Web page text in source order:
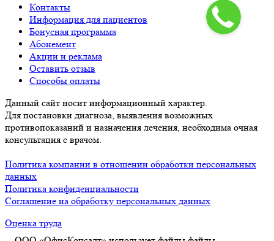
Контакты
Информация для пациентов
Бонусная программа
Абонемент
Акции и реклама
Оставить отзыв
Способы оплаты
Данный сайт носит информационный характер.
Для постановки диагноза, выявления возможных
противопоказаний и назначения лечения, необходима очная
консультация с врачом.
Политика компании в отношении обработки персональных
данных
Политика конфиденциальности
Соглашение на обработку персональных данных
Оценка труда